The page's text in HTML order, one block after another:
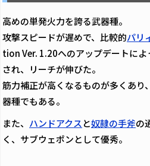
高めの単発火力を誇る武器種。
攻撃スピードが遅めで、比較的パリ
tion Ver. 1.20へのアップデートに
され、リーチが伸びた。
筋力補正が高くなるものが多くあり
器種でもある。
また、 ハンドアクス と奴隷の手斧の
く、サブウェポンとして優秀。